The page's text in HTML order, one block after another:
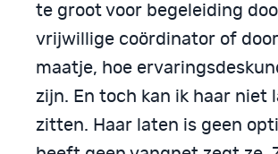
te groot voor begeleiding
vrijwillige coördinator of
maatje, hoe
zijn. En toch kan ik haar niet
zitten. Haar laten is geen